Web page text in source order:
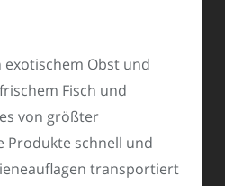
Obst und
Fisch und
von größter
Produkte schnell und
transportiert